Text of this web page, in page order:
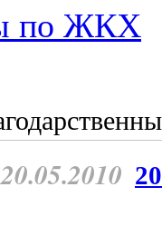
по ЖКХ
20.05.2010